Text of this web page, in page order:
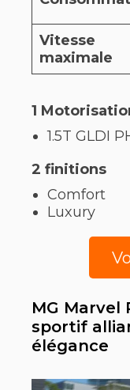
Vitesse
maximale
1
1.5T GLDI
2 finitions
Comfort
Luxury
MG Marvel
sportif
élégance